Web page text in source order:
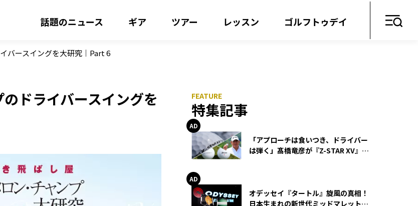
話題のニュース ギア ツアー レッスン ゴルフトゥデイ
バースイングを大研究｜Part 6
ドライバースイングを
特集記事
「アプローチは食いつき、ドライバー
は弾く」髙橋竜彦が『Z-STAR XV』を
オデッセイ『タートル』旋風の真相！
日本生まれの新世代ミッドマレットが